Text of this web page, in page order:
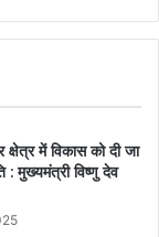
में विकास को दी जा
: मुख्यमंत्री विष्णु देव